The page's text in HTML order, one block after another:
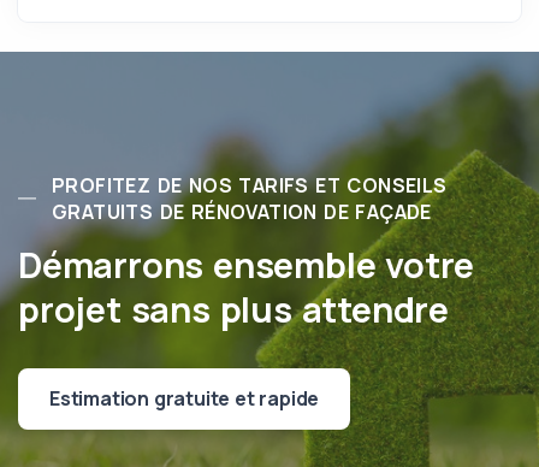
PROFITEZ DE NOS TARIFS ET CONSEILS
GRATUITS DE RÉNOVATION DE FAÇADE
Démarrons ensemble votre
projet sans plus attendre
Estimation gratuite et rapide